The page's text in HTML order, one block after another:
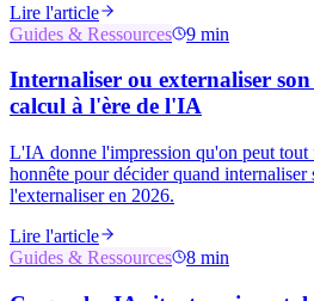
Lire l'article
Guides & Ressources
9 min
Internaliser ou externaliser
calcul à l'ère de l'IA
L'IA donne l'impression qu'on peut tout
honnête pour décider quand internaliser
l'externaliser en 2026.
Lire l'article
Guides & Ressources
8 min